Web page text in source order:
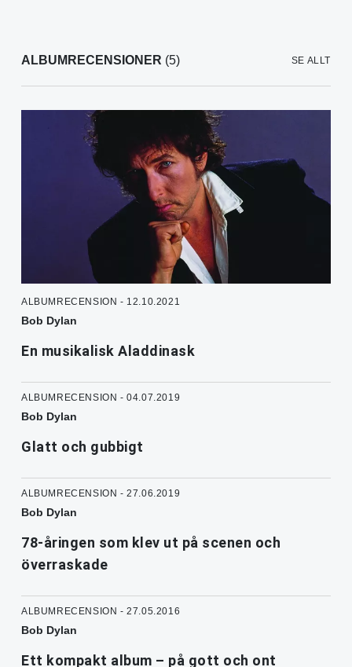
ALBUMRECENSIONER (5) SE ALLT
ALBUMRECENSION - 12.10.2021
Bob Dylan
En musikalisk Aladdinask
ALBUMRECENSION - 04.07.2019
Bob Dylan
Glatt och gubbigt
ALBUMRECENSION - 27.06.2019
Bob Dylan
78-åringen som klev ut på scenen och
överraskade
ALBUMRECENSION - 27.05.2016
Bob Dylan
Ett kompakt album – på gott och ont